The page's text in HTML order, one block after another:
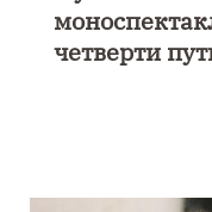
четверти